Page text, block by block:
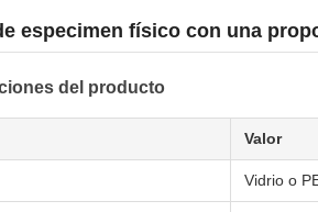
especimen físico con una
del producto
Valor
Vidrio o